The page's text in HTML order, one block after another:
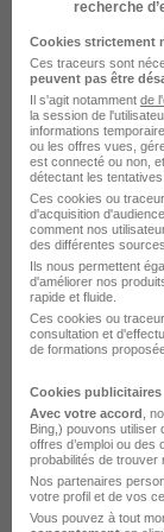
Professeur
Marne H/F
Acadomia
Villiers-sur-
18,75 - 25,25
Voir l’offre
Élargissez
recherche
Cookies strictement
Ces traceurs sont
peuvent pas être
Il s'agit notamment de
la session de
informations
ou les offres vues,
est connecté ou non,
détectant les
Ces cookies ou
d'acquisition
comment nos
des différentes
Ils nous permettent
d'améliorer nos
rapide et fluide.
Ces cookies ou
consultation et
de formations
Cookies publicitaires
Avec votre accord ,
Bing,) pouvons utiliser
offres d’emploi ou des
probabilités de trouver
Nos partenaires
votre profil et de vos
Vous pouvez à tout